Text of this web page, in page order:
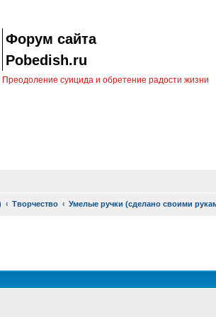
Форум сайта
Pobedish.ru
Преодоление суицида и обретение радости жизни
Творчество Умелые ручки (сделано своими